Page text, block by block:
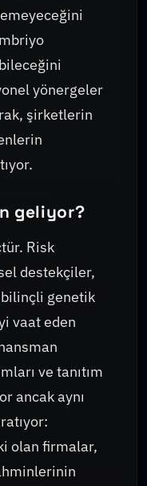
yönergeler
şirketlerin
geliyor?
Risk
destekçiler,
bilinçli genetik
vaat eden
ve tanıtım
ancak aynı
olan firmalar,